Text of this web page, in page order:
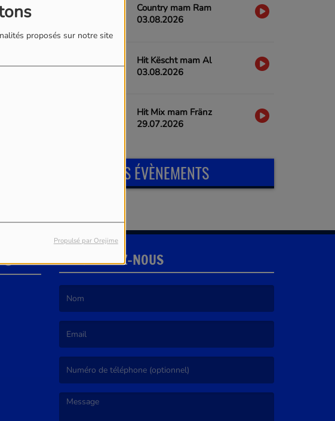
proposés sur notre site
Propulsé par Orejime
LUIZA
Country mam Ram
03.08.2026
Hit Këscht mam Al
03.08.2026
Hit Mix mam Fränz
29.07.2026
PROCHAINS ÉVÈNEMENTS
PLUS CONTACTEZ-NOUS